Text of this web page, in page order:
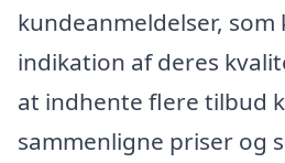
kundeanmeldelser, som
indikation af deres
at indhente flere tilbud
sammenligne priser og